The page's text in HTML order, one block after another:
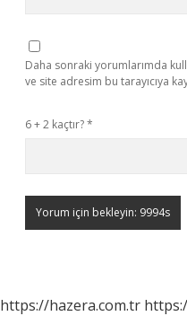
Daha sonraki yorumlarımda
ve site adresim bu tarayıcıya
6 + 2 kaçtır?*
https://hazera.com.tr